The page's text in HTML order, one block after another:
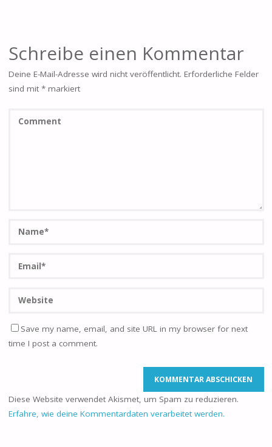
Schreibe einen Kommentar
Deine E-Mail-Adresse wird nicht veröffentlicht. Erforderliche Felder
sind mit *markiert
Save my name, email, and site URL in my browser for next
time I post a comment.
Diese Website verwendet Akismet, um Spam zu reduzieren.
Erfahre, wie deine Kommentardaten verarbeitet werden.